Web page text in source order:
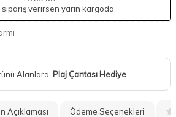
verirsen yarın kargoda
Alanlara Plaj Çantası Hediye
Açıklaması Ödeme Seçenekleri